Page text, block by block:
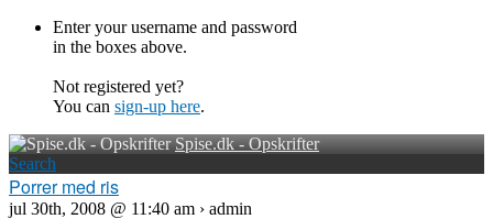
Enter your username and password
in the boxes above.
Not registered yet?
You can sign-up here.
Spise.dk - Opskrifter
Search
Porrer med ris
jul 30th, 2008 @ 11:40 am › admin